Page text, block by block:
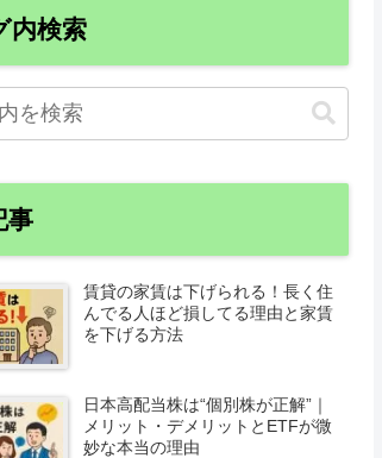
内検索
事
賃貸の家賃は下げられる！長く住
んでる人ほど損してる理由と家賃
を下げる方法
日本高配当株は“個別株が正解”｜
メリット・デメリットとETFが微
妙な本当の理由